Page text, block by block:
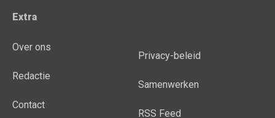
Extra
Over ons
Redactie
Contact
Privacy-beleid
Samenwerken
RSS Feed